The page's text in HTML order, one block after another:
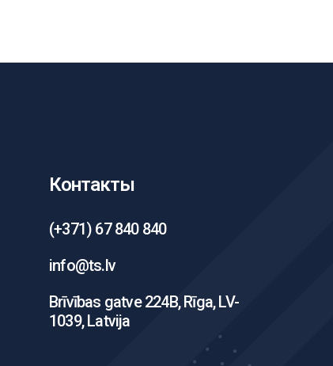
Контакты
(+371) 67 840 840
info@ts.lv
Brīvības gatve 224B, Rīga, LV-
1039, Latvija